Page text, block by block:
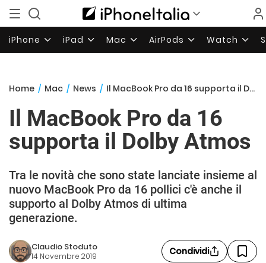
iPhone iPad Mac AirPods Watch
Home / Mac / News / Il MacBook Pro da 16 supporta il Dolby Atmos
Il MacBook Pro da 16
supporta il Dolby Atmos
Tra le novità che sono state lanciate insieme al
nuovo MacBook Pro da 16 pollici c'è anche il
supporto al Dolby Atmos di ultima
generazione.
Claudio Stoduto
14 Novembre 2019 Condividi